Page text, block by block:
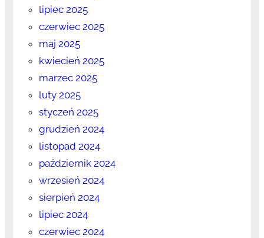
lipiec 2025
czerwiec 2025
maj 2025
kwiecień 2025
marzec 2025
luty 2025
styczeń 2025
grudzień 2024
listopad 2024
październik 2024
wrzesień 2024
sierpień 2024
lipiec 2024
czerwiec 2024